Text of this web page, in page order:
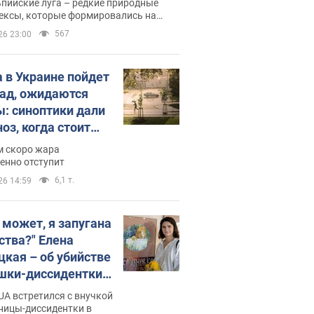
луга – редкие природные
которые формировались на
сотен лет
23:00 567
Украине пойдет
ожидаются
синоптики дали
когда стоит
изменения
скоро жара
отступит
14:59 6,1 т.
я запугана
Елена
– об убийстве
диссидентки
критике
и бегстве в
встретился с внучкой
диссидентки в